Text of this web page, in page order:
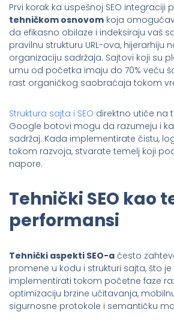
Prvi korak ka uspešnoj SEO integraciji
tehničkom osnovom koja
da efikasno obilaze i indeksiraju vaš
pravilnu strukturu URL-ova, hijerarhiju
organizaciju sadržaja. Sajtovi koji su
umu od početka imaju do 70% veću
rast organičkog saobraćaja tokom
Struktura sajta i SEO direktno utiče na
Google botovi mogu da razumeju i
sadržaj. Kada implementirate čistu,
tokom razvoja, stvarate temelj koji
napore.
Tehnički SEO kao
performansi
Tehnički aspekti SEO-a često
promene u kodu i strukturi sajta, što
implementirati tokom početne faze
optimizaciju brzine učitavanja,
sigurnosne protokole i semantičku